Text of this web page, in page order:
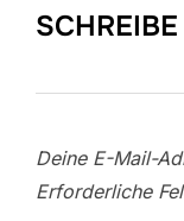
Deine E-Mail-
Erforderliche